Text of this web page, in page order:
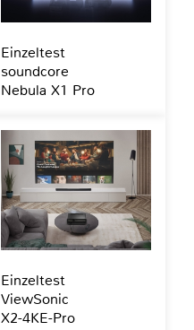
Einzeltest
soundcore
Nebula X1 Pro
Einzeltest
ViewSonic
X2-4KE-Pro